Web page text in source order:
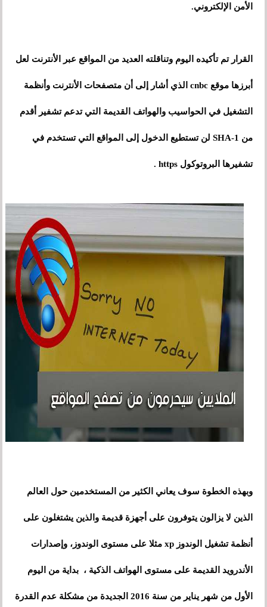
الأمن الإلكتروني.
القرار تم تأكيده اليوم وتناقلته العديد من المواقع عبر الأنترنت لعل
أبرزها موقع cnbc الذي أشار إلى أن متصفحات الأنترنت وأنظمة
التشغيل في الحواسيب والهواتف القديمة التي تدعم تشفير أقدم
من SHA-1 لن تستطيع الدخول إلى المواقع التي تستخدم في
تشفيرها البروتوكول https .
وبهذه الخطوة سوف يعاني الكثير من المستخدمين حول العالم
الذين لا يزالون يتوفرون على أجهزة قديمة والذين يشتغلون على
أنظمة تشغيل الوندوز xp مثلا على مستوى الوندوز ، وإصدارات
الأندرويد القديمة على مستوى الهواتف الذكية ، بداية من اليوم
الأول من شهر يناير من سنة 2016 الجديدة من مشكلة عدم القدرة